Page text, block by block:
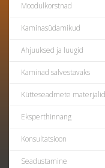
Moodulkorstnad
Kaminasüdamikud
Ahjuuksed ja luugid
Kaminad salvestavaks
Kütteseadmete materjalid
Eksperthinnang
Konsultatsioon
Seadustamine